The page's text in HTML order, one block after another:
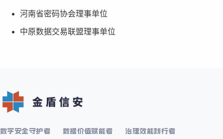
河南省密码协会理事单位
中原数据交易联盟理事单位
数字安全守护者 数据价值赋能者 治理效能践行者